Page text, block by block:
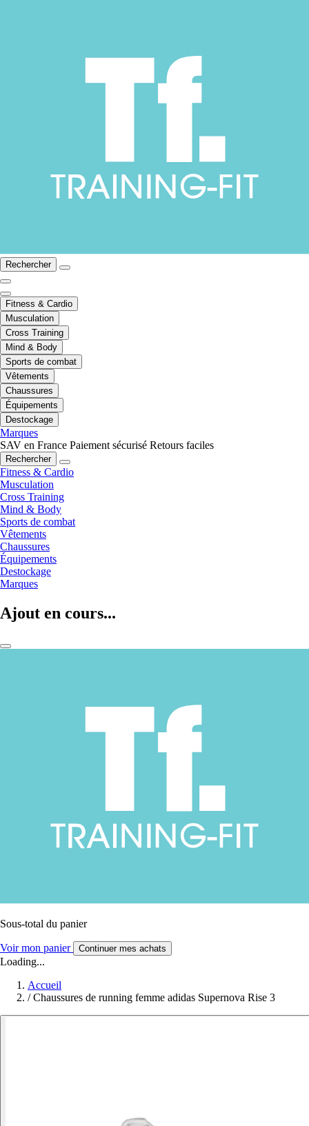
Rechercher
Fitness & Cardio
Musculation
Cross Training
Mind & Body
Sports de combat
Vêtements
Chaussures
Équipements
Destockage
Marques
SAV en France Paiement sécurisé Retours faciles
Rechercher
Fitness & Cardio
Musculation
Cross Training
Mind & Body
Sports de combat
Vêtements
Chaussures
Équipements
Destockage
Marques
Ajout en cours...
Sous-total du panier
Voir mon panier Continuer mes achats
Loading...
Accueil
/ Chaussures de running femme adidas Supernova Rise 3